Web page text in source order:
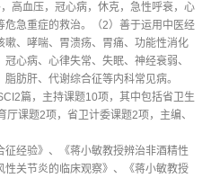
高血压，冠心病，休克，急性呼衰，心
急重症的救治。（2）善于运用中医经
、哮喘、胃溃疡、胃痛、功能性消化
心病、心律失常、失眠、神经衰弱、
肪肝、代谢综合征等内科常见病。
篇，主持课题10项，其中包括省卫生
课题2项，省卫计委课题2项，主编、
经验》、《蒋小敏教授辨治非酒精性
关节炎的临床观察》、《蒋小敏教授